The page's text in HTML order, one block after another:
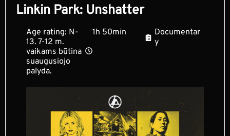
Linkin Park: Unshatter
Age rating: N-
13. 7-12 m.
vaikams būtina
suaugusiojo
palyda.
1h 50min
Documentar
y